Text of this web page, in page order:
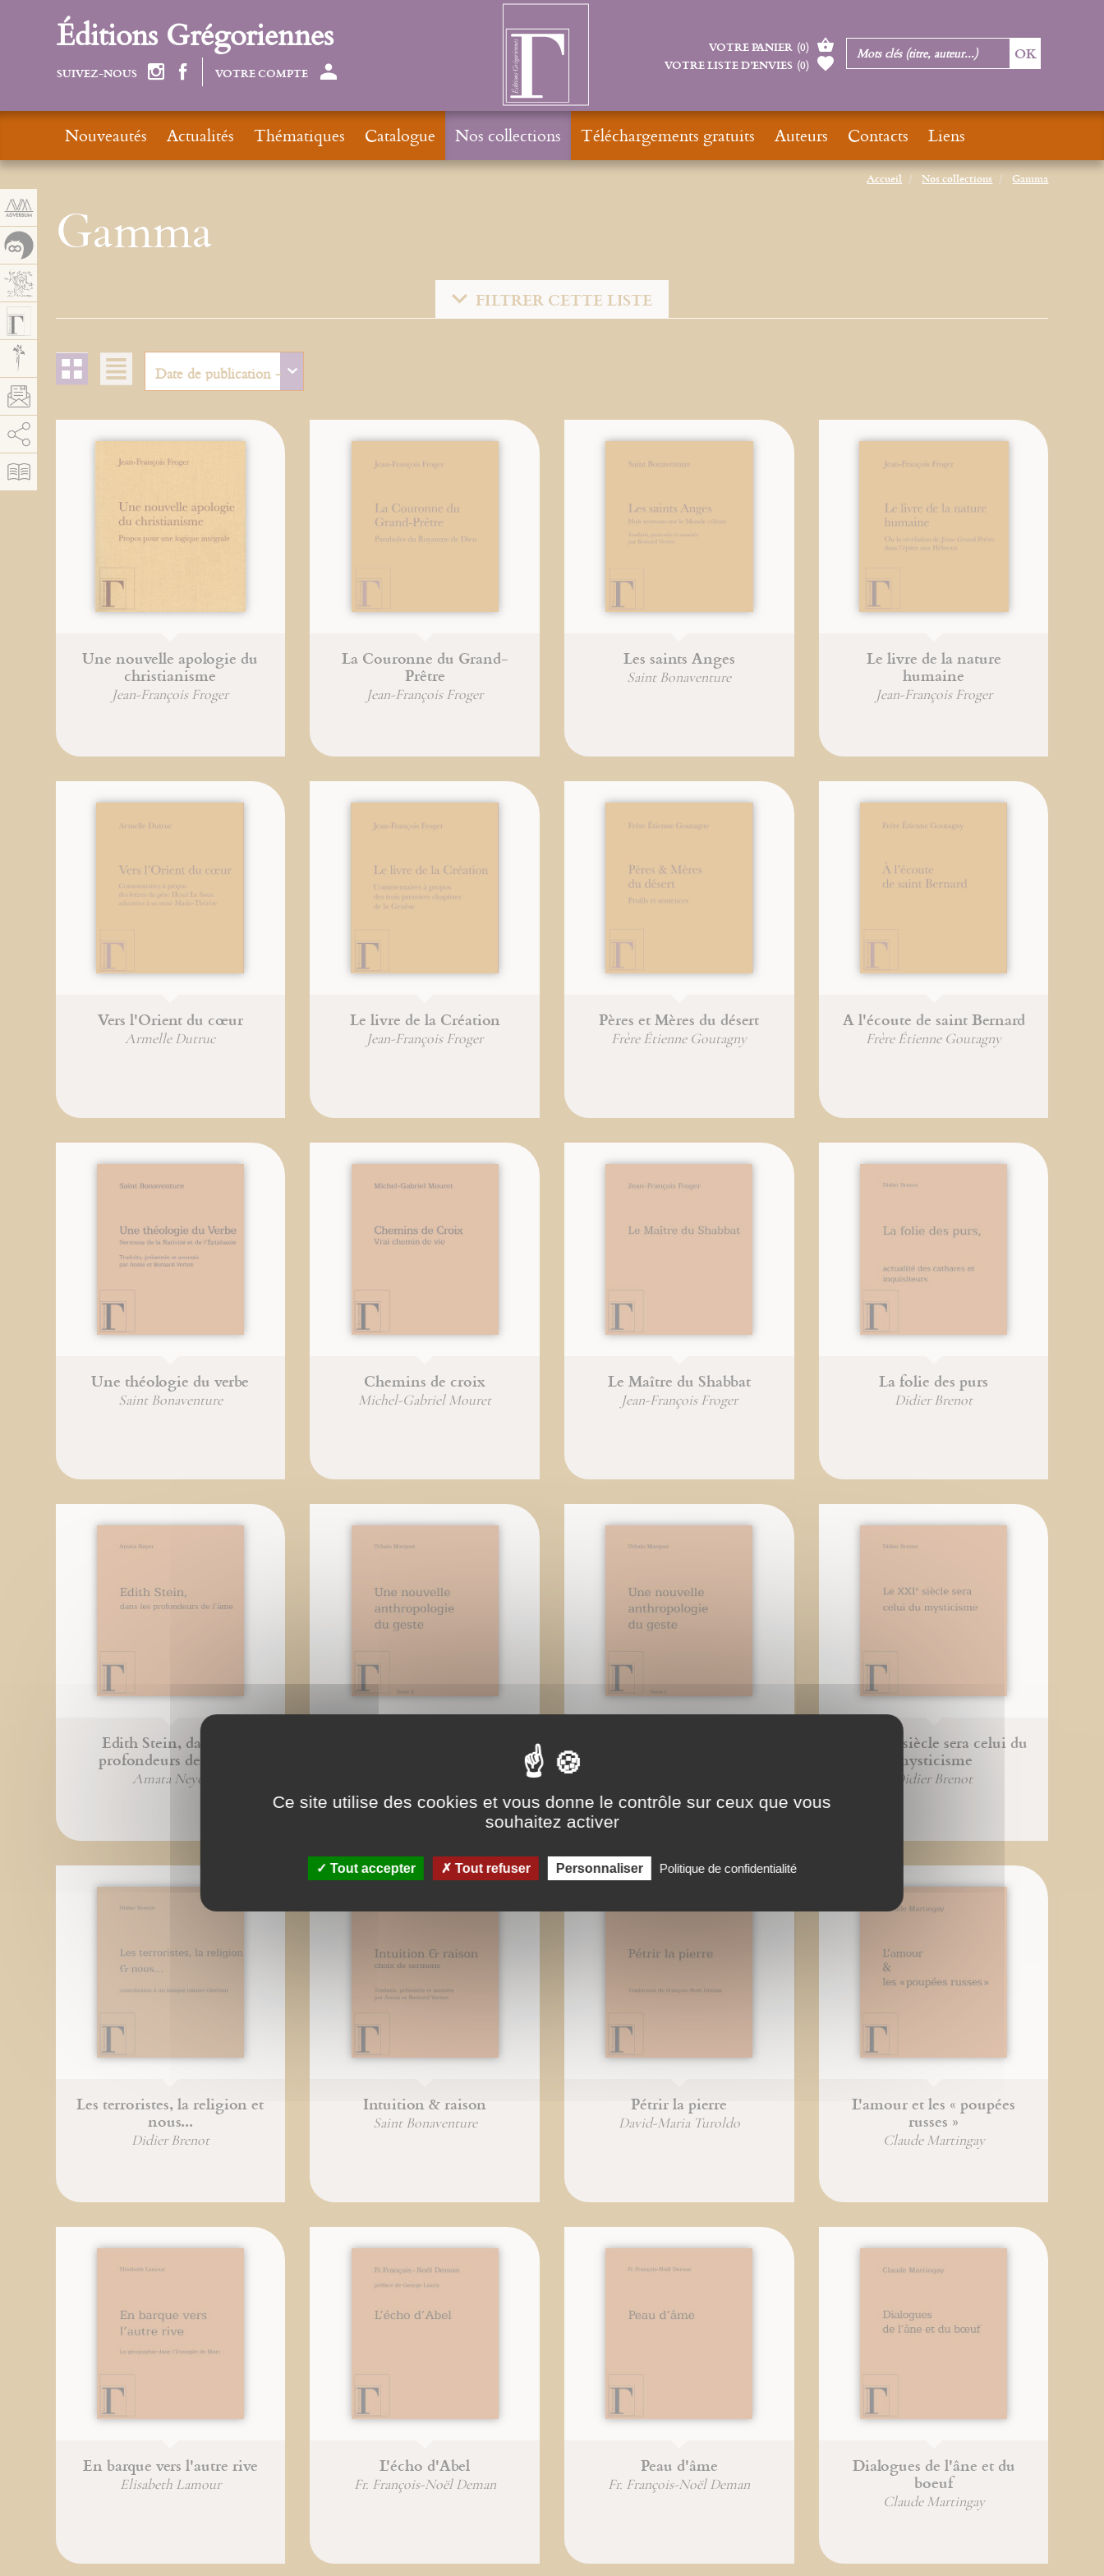
Accueil Nos collections Gamma
Gamma
FILTRER CETTE LISTE
Une nouvelle apologie du
christianisme
Jean-François Froger
La Couronne du Grand-
Prêtre
Jean-François Froger
Les saints Anges
Saint Bonaventure
Le livre de la nature
humaine
Jean-François Froger
Vers l'Orient du cœur
Armelle Dutruc
Le livre de la Création
Jean-François Froger
Pères et Mères du désert
Frère Étienne Goutagny
A l'écoute de saint Bernard
Frère Étienne Goutagny
Une théologie du verbe
Saint Bonaventure
Chemins de croix
Michel-Gabriel Mouret
Le Maître du Shabbat
Jean-François Froger
La folie des purs
Didier Brenot
Edith Stein, dans les
profondeurs de l'âme
Amata Neyer
Le XXIe siècle sera celui du
mysticisme
Didier Brenot
Les terroristes, la religion et
nous...
Didier Brenot
Intuition & raison
Saint Bonaventure
Pétrir la pierre
David-Maria Turoldo
L'amour et les « poupées
russes »
Claude Martingay
En barque vers l'autre rive
Elisabeth Lamour
L'écho d'Abel
Fr. François-Noël Deman
Peau d'âme
Fr. François-Noël Deman
Dialogues de l'âne et du
boeuf
Claude Martingay
Éditions Grégoriennes
SUIVEZ-NOUS VOTRE COMPTE
VOTRE PANIER (0)
VOTRE LISTE D’ENVIES (0)
Nouveautés Actualités Thématiques Catalogue Nos collections Téléchargements gratuits Auteurs Contacts Liens
Panneau de gestion des cookies
Ce site utilise des cookies et vous donne le contrôle sur ceux que vous
souhaitez activer
Tout accepter Tout refuser Personnaliser Politique de confidentialité